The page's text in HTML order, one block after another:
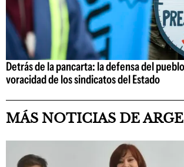
Detrás de la pancarta: la defensa del
voracidad de los sindicatos del Estado
MÁS NOTICIAS DE